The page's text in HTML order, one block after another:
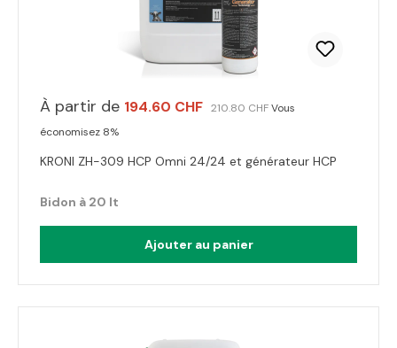
À partir de 194.60 CHF 210.80 CHFVous
économisez 8%
KRONI ZH-309 HCP Omni 24/24 et générateur HCP
Bidon à 20 lt
Ajouter au panier